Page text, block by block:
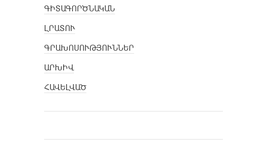
ԳԻՏԱԳՈՐԾՆԱԿԱՆ
ԼՐԱՏՈՒ
ԳՐԱԽՈՍՈՒԹՅՈՒՆՆԵՐ
ԱՐԽԻՎ
ՀԱՎԵԼՎԱԾ